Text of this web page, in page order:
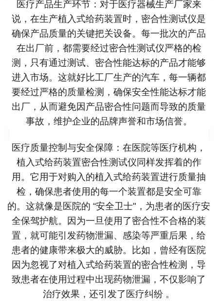
医疗产品生产环节：对于医疗器械生产厂家来
说，在生产植入式给药装置时，密合性测试仪是
确保产品质量的关键把关设备。每一批次的产品
在出厂前，都需要经过密合性测试仪严格的检
测，只有通过测试、密合性能达标的产品才能够
进入市场。这就好比工厂生产的汽车，每一辆都
要经过严格的质量检测，确保安全性能达标才能
出厂，从而避免因产品密合性问题而导致的质量
事故，维护企业的品牌声誉和市场信誉。
医疗质量控制与安全保障 ：在医院等医疗机构，
植入式给药装置密合性测试仪同样发挥着的作
用。它用于对购入的植入式给药装置进行质量抽
检，确保患者使用的每一个装置都是安全可靠
的。这就像是医院的 “安全卫士"，为患者的医疗安
全保驾护航。因为一旦使用了密合性不合格的装
置，就可能引发药物泄漏、感染等严重后果，给
患者的健康带来极大的威胁。比如，曾经有医院
因为忽视了对植入式给药装置的密合性检测，导
致患者在使用过程中出现药物泄漏，不仅影响了
治疗效果，还引发了医疗纠纷 。